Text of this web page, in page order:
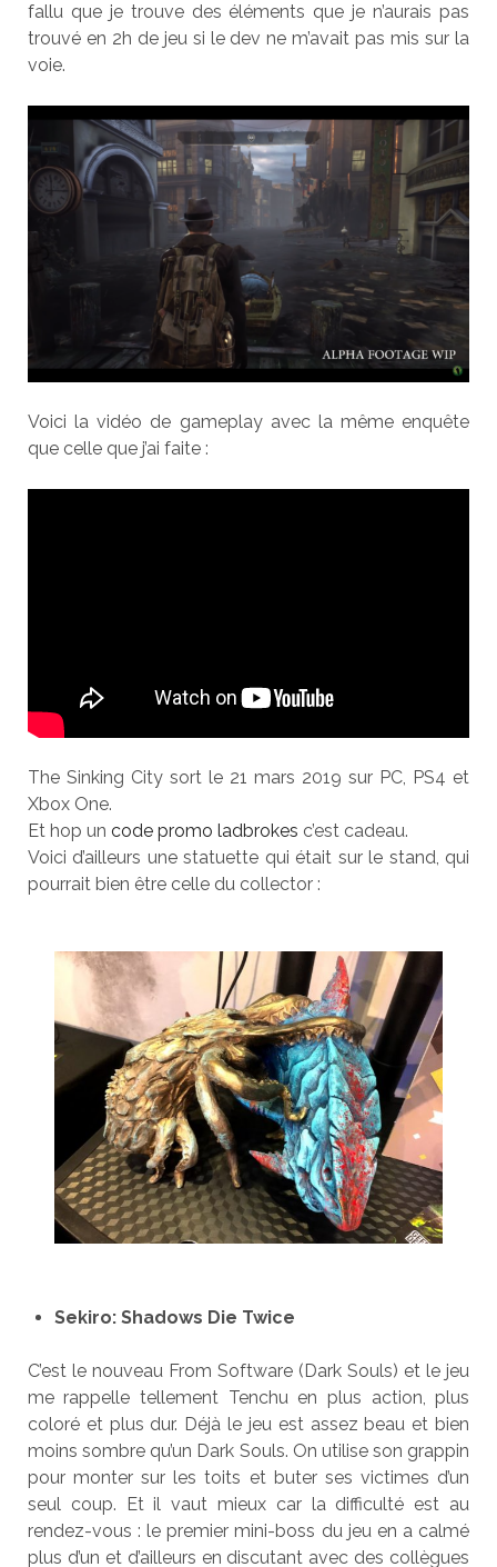
fallu que je trouve des éléments que je n’aurais pas
trouvé en 2h de jeu si le dev ne m’avait pas mis sur la
voie.
Voici la vidéo de gameplay avec la même enquête
que celle que j’ai faite :
The Sinking City sort le 21 mars 2019 sur PC, PS4 et
Xbox One.
Et hop un code promo ladbrokes c’est cadeau.
Voici d’ailleurs une statuette qui était sur le stand, qui
pourrait bien être celle du collector :
Sekiro: Shadows Die Twice
C’est le nouveau From Software (Dark Souls) et le jeu
me rappelle tellement Tenchu en plus action, plus
coloré et plus dur. Déjà le jeu est assez beau et bien
moins sombre qu’un Dark Souls. On utilise son grappin
pour monter sur les toits et buter ses victimes d’un
seul coup. Et il vaut mieux car la difficulté est au
rendez-vous : le premier mini-boss du jeu en a calmé
plus d’un et d’ailleurs en discutant avec des collègues